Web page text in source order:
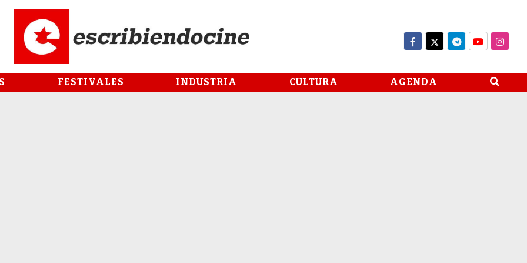
FESTIVALES INDUSTRIA CULTURA AGENDA